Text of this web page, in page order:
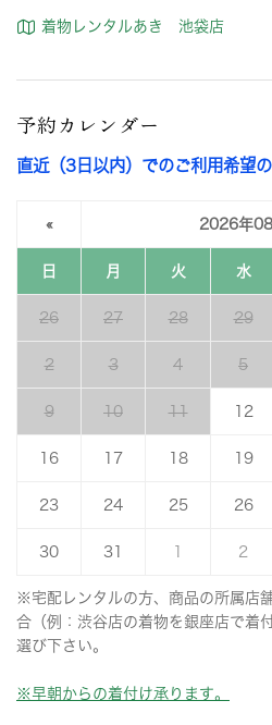
着物レンタルあき 池袋店
予約カレンダー
直近（3日以内）でのご利用希望
« 2026年08
日 月 火 水
26 27 28 29
2 3 4 5
9 10 11 12
16 17 18 19
23 24 25 26
30 31 2
※宅配レンタルの方、商品の所属店
合（例：渋谷店の着物を銀座店で着
選び下さい。
※早朝からの着付け承ります。